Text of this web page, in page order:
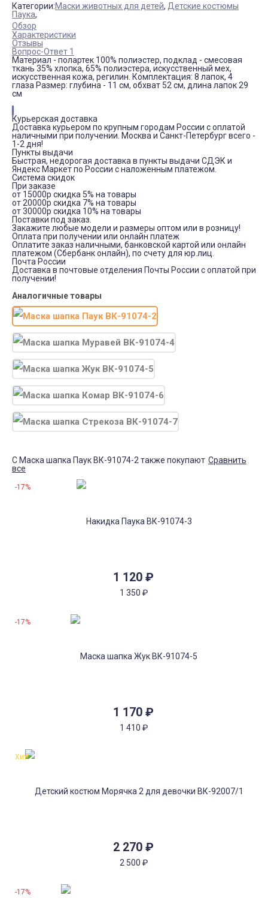
Категории:Маски животных для детей, Детские костюмы
Паука,
Обзор
Характеристики
Отзывы
Вопрос-Ответ 1
Материал - полартек 100% полиэстер, подклад - смесовая
ткань 35% хлопка, 65% полиэстера, искусственный мех,
искусственная кожа, регилин. Комплектация: 8 лапок, 4
глаза Размер: глубина - 11 см, обхват 52 см, длина лапок 29
см
Курьерская доставка
Доставка курьером по крупным городам России с оплатой
наличными при получении. Москва и Санкт-Петербург всего -
1-2 дня!
Пункты выдачи
Быстрая, недорогая доставка в пункты выдачи СДЭК и
Яндекс Маркет по России с наложенным платежом.
Система скидок
При заказе
от 15000р скидка 5% на товары
от 20000р скидка 7% на товары
от 30000р скидка 10% на товары
Поставки под заказ.
Закажите любые модели и размеры оптом или в розницу!
Оплата при получении или онлайн платеж
Оплатите заказ наличными, банковской картой или онлайн
платежом (Сбербанк онлайн), по счету для юр.лиц.
Почта России
Доставка в почтовые отделения Почты России с оплатой при
получении!
Аналогичные товары
С Маска шапка Паук ВК-91074-2 также покупают Сравнить
все
1 120 ₽
1 350 ₽
-17%
1 170 ₽
1 410 ₽
-17%
2 270 ₽
2 500 ₽
Хит!
-17%